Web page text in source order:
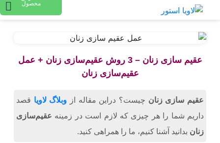
محصول
عقیم سازی زنان – 3 روش عقیم‌سازی زنان + عمل
عقیم‌سازی زنان
عقیم سازی زنان چیست؟ دراین مقاله از وبلاگ لاویا قصد
داریم شما را هر چیزی که لازم است در زمینه عقیم‌سازی
زنان بدانید آشنا کنیم، ما را همراهی کنید.